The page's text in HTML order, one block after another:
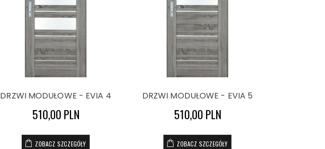
DRZWI MODUŁOWE - EVIA 4
510,00 PLN
ZOBACZ SZCZEGÓŁY
DRZWI MODUŁOWE - EVIA 5
510,00 PLN
ZOBACZ SZCZEGÓŁY